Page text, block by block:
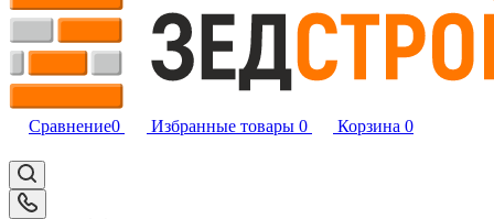
Сравнение0 Избранные товары 0 Корзина 0